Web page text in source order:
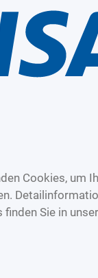
Cookies, um
finden Sie in